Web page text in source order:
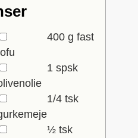
400 g fast
1 spsk
1/4 tsk
½ tsk